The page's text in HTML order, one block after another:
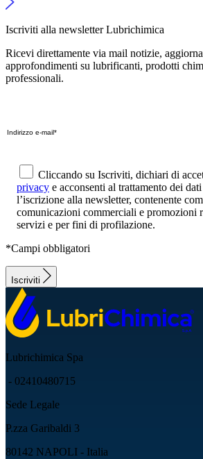
Iscriviti alla newsletter Lubrichimica
Ricevi direttamente via mail notizie,
approfondimenti su lubrificanti, prodotti
professionali.
Cliccando su Iscriviti, dichiari di
privacy e acconsenti al trattamento dei
l’iscrizione alla newsletter, contenente
comunicazioni commerciali e promozioni
servizi e per fini di profilazione.
*Campi obbligatori
Iscriviti
Lubrichimica Spa
- 02410480715
Sede Legale
P.zza Garibaldi 3
80142 NAPOLI - Italia